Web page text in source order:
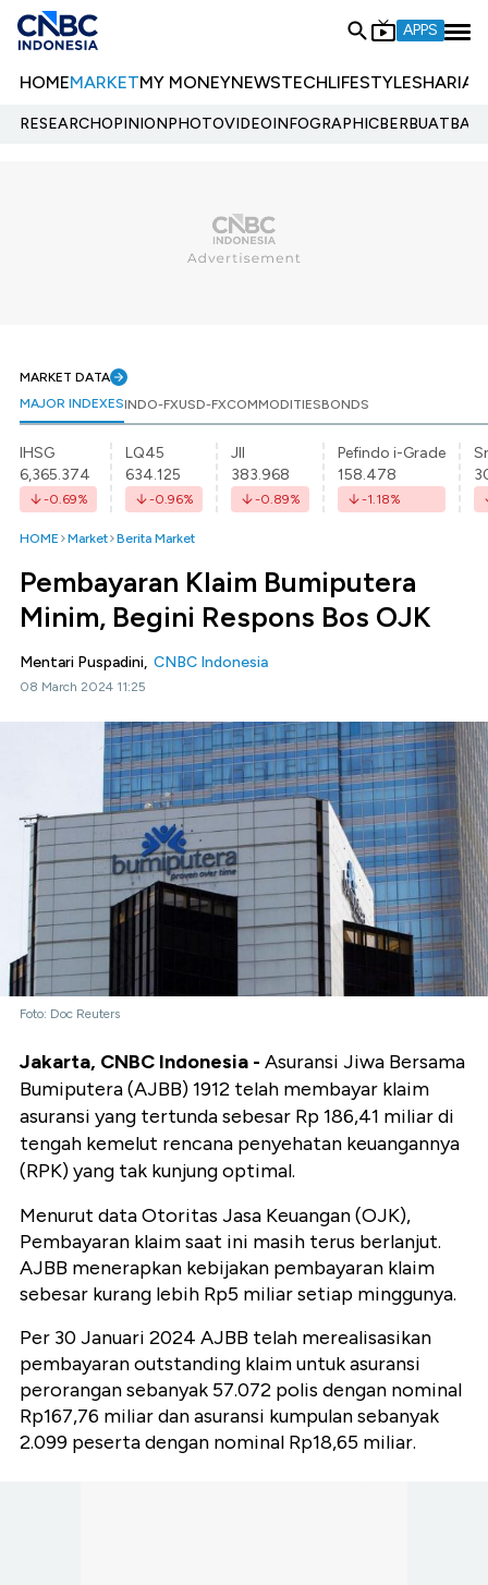
APPS
HOMEMARKETMY MONEYNEWSTECHLIFESTYLESHARIA
RESEARCHOPINIONPHOTOVIDEOINFOGRAPHIC
MARKET DATA
MAJOR INDEXESINDO-FXUSD-FXCOMMODITIESBONDS
IHSG
6,365.374
-0.69%
LQ45
634.125
-0.96%
JII
383.968
-0.89%
Pefindo i-Grade
158.478
-1.18%
HOME Market Berita Market
Pembayaran Klaim Bumiputera
Minim, Begini Respons Bos OJK
Mentari Puspadini, CNBC Indonesia
08 March 2024 11:25
Foto: Doc Reuters
Jakarta, CNBC Indonesia - Asuransi Jiwa Bersama
Bumiputera (AJBB) 1912 telah membayar klaim
asuransi yang tertunda sebesar Rp 186,41 miliar di
tengah kemelut rencana penyehatan keuangannya
(RPK) yang tak kunjung optimal.
Menurut data Otoritas Jasa Keuangan (OJK),
Pembayaran klaim saat ini masih terus berlanjut.
AJBB menerapkan kebijakan pembayaran klaim
sebesar kurang lebih Rp5 miliar setiap minggunya.
Per 30 Januari 2024 AJBB telah merealisasikan
pembayaran outstanding klaim untuk asuransi
perorangan sebanyak 57.072 polis dengan nominal
Rp167,76 miliar dan asuransi kumpulan sebanyak
2.099 peserta dengan nominal Rp18,65 miliar.